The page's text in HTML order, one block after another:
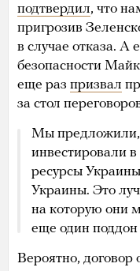
подтвердил, что
пригрозив
в случае отказа. А
безопасности
еще раз призвал
за стол
Мы
инвестировали
ресурсы
Украины. Это
на которую они
еще один
Вероятно, договор